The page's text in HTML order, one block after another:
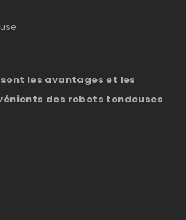
sont les avantages et les
des robots tondeuses